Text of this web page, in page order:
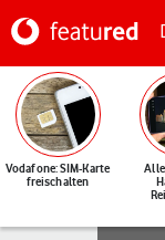
Vodafone: SIM-Karte
freischalten